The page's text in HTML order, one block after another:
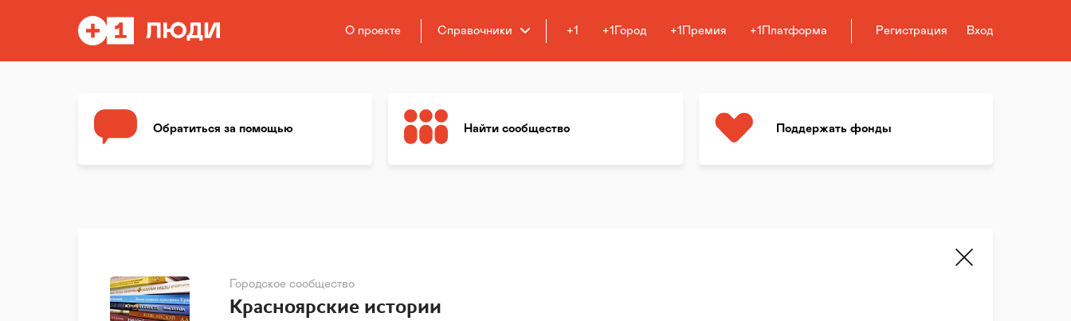
О проекте Справочники +1 +1Город +1Премия +1Платформа Регистрация Вход
Обратиться за помощью Найти сообщество Поддержать фонды
Городское сообщество
Красноярские истории